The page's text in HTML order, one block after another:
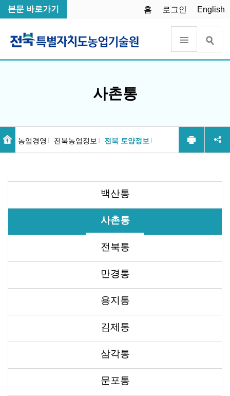
본문 바로가기 홈 로그인 English
사촌통
농업경영 전북농업정보 전북 토양정보
백산통
사촌통
전북통
만경통
용지통
김제통
삼각통
문포통